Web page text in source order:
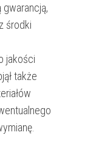
środki
jakości
także